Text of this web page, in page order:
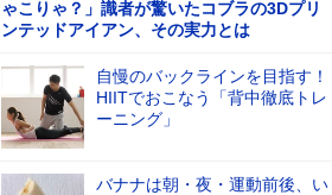
ゃこりゃ？」識者が驚いたコブラの3Dプリ
ンテッドアイアン、その実力とは
自慢のバックラインを目指す！
HIITでおこなう「背中徹底トレ
ーニング」
バナナは朝・夜・運動前後、い